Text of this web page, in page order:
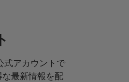
式アカウントで
最新情報を配